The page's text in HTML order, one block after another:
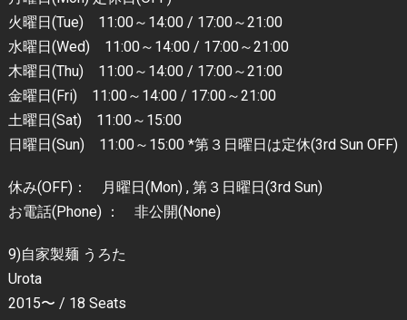
火曜日(Tue) 11:00～14:00 / 17:00～21:00
水曜日(Wed) 11:00～14:00 / 17:00～21:00
木曜日(Thu) 11:00～14:00 / 17:00～21:00
金曜日(Fri) 11:00～14:00 / 17:00～21:00
土曜日(Sat) 11:00～15:00
日曜日(Sun) 11:00～15:00 *第３日曜日は定休(3rd Sun OFF)
休み(OFF)： 月曜日(Mon) , 第３日曜日(3rd Sun)
お電話(Phone) ： 非公開(None)
9)自家製麺 うろた
Urota
2015〜 / 18 Seats